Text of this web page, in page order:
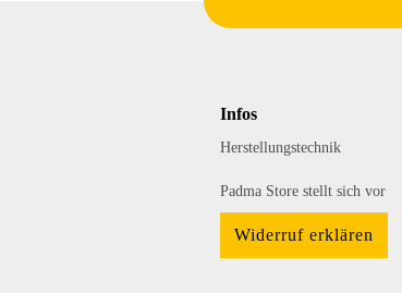
Infos
Herstellungstechnik
Padma Store stellt sich vor
Widerruf erklären